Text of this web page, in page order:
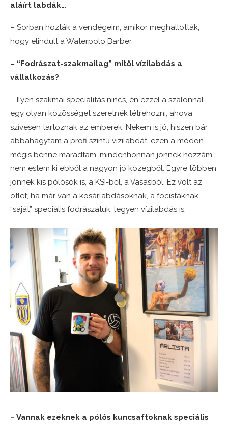
aláírt labdák…
– Sorban hozták a vendégeim, amikor meghallották,
hogy elindult a Waterpolo Barber.
– “Fodrászat-szakmailag” mitől vízilabdás a
vállalkozás?
– Ilyen szakmai specialitás nincs, én ezzel a szalonnal
egy olyan közösséget szeretnék létrehozni, ahova
szívesen tartoznak az emberek. Nekem is jó, hiszen bár
abbahagytam a profi szintű vízilabdát, ezen a módon
mégis benne maradtam, mindenhonnan jönnek hozzám,
nem estem ki ebből a nagyon jó közegből. Egyre többen
jönnek kis pólósok is, a KSI-ből, a Vasasból. Ez volt az
ötlet, ha már van a kosárlabdásoknak, a focistáknak
“saját” speciális fodrászatuk, legyen vízilabdás is.
– Vannak ezeknek a pólós kuncsaftoknak speciális